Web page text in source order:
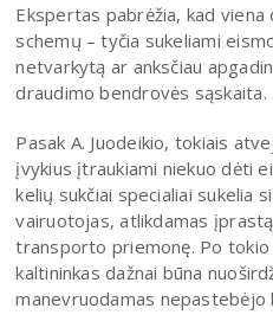
Ekspertas pabrėžia, kad viena
schemų – tyčia sukeliami
netvarkytą ar anksčiau
draudimo bendrovės sąskaita.
Pasak A. Juodeikio, tokiais
įvykius įtraukiami niekuo dėti
kelių sukčiai specialiai sukelia
vairuotojas, atlikdamas
transporto priemonę. Po
kaltininkas dažnai būna
manevruodamas nepastebėjo